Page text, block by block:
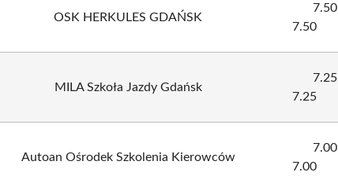
OSK HERKULES GDAŃSK
7.50
7.50
MILA Szkoła Jazdy Gdańsk
7.25
7.25
Autoan Ośrodek Szkolenia Kierowców
7.00
7.00